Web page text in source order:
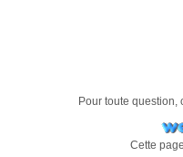
Pour toute question,
Cette